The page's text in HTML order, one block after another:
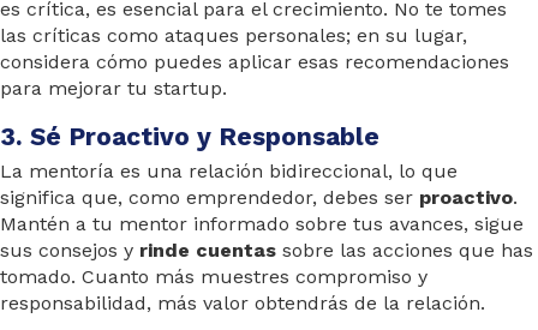
es crítica, es esencial para el crecimiento. No te tomes
las críticas como ataques personales; en su lugar,
considera cómo puedes aplicar esas recomendaciones
para mejorar tu startup.
3. Sé Proactivo y Responsable
La mentoría es una relación bidireccional, lo que
significa que, como emprendedor, debes ser proactivo.
Mantén a tu mentor informado sobre tus avances, sigue
sus consejos y rinde cuentas sobre las acciones que has
tomado. Cuanto más muestres compromiso y
responsabilidad, más valor obtendrás de la relación.